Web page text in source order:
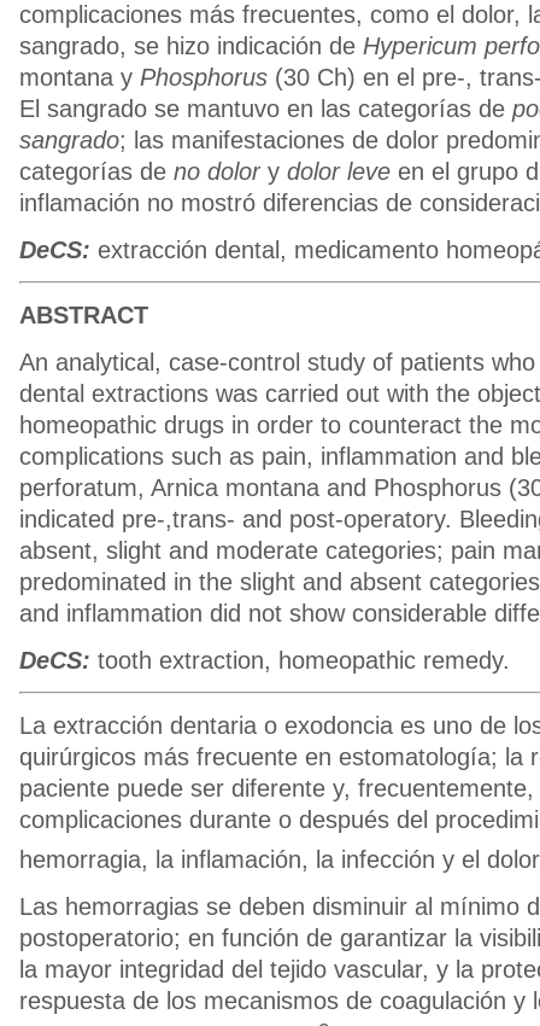
complicaciones más frecuentes, como el dolor,
sangrado, se hizo indicación de Hypericum
montana y Phosphorus (30 Ch) en el pre-,
El sangrado se mantuvo en las categorías de
sangrado; las manifestaciones de dolor
categorías de no dolory dolor leve en el grupo
inflamación no mostró diferencias de
DeCS: extracción dental, medicamento
ABSTRACT
An analytical, case-control study of patients
dental extractions was carried out with the
homeopathic drugs in order to counteract the
complications such as pain, inflammation and
perforatum, Arnica montana and Phosphorus
indicated pre-,trans- and post-operatory.
absent, slight and moderate categories; pain
predominated in the slight and absent
and inflammation did not show considerable
DeCS: tooth extraction, homeopathic remedy.
La extracción dentaria o exodoncia es uno de
quirúrgicos más frecuente en estomatología; la
paciente puede ser diferente y,
complicaciones durante o después del
hemorragia, la inflamación, la infección y el
Las hemorragias se deben disminuir al mínimo
postoperatorio; en función de garantizar la
la mayor integridad del tejido vascular, y la
respuesta de los mecanismos de coagulación y